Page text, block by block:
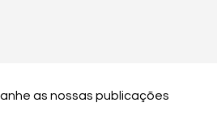
as nossas publicações